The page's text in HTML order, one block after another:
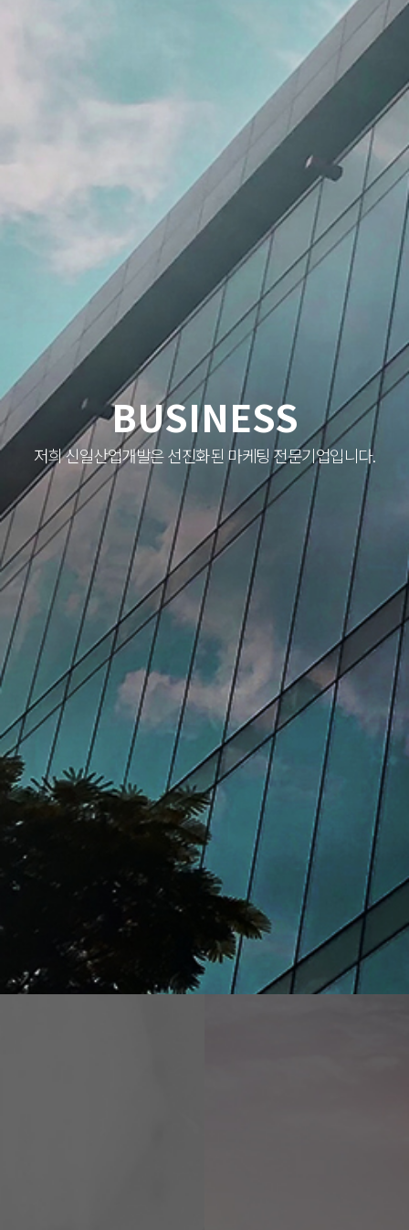
BUSINESS
저희 신일산업개발은 선진화된 마케팅 전문기업입니다.